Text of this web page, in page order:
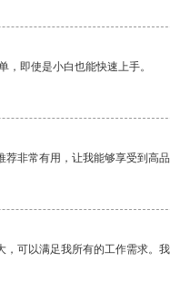
，即使是小白也能快速上手。
非常有用，让我能够享受到高品
可以满足我所有的工作需求。